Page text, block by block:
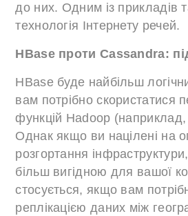
до них. Одним із прикладів
технологія Інтернету речей.
HBase проти Cassandra:
HBase буде найбільш
вам потрібно скористатися
функцій Hadoop
Однак якщо ви націлені на
розгортання
більш вигідною для вашої
стосується, якщо вам
реплікацією даних між